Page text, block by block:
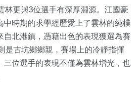
林更與3位選手有深厚淵源。江國豪
中時期的求學經歷愛上了雲林的純樸
自北港鎮，憑藉出色的表現獲選為賽
是古坑鄉鄉親，賽場上的冷靜指揮
三位選手的表現不僅為雲林增光，也